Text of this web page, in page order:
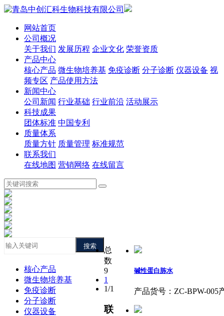
网站首页
公司概况
关于我们 发展历程 企业文化 荣誉资质
产品中心
核心产品 微生物培养基 免疫诊断 分子诊断 仪器设备 视
频专区 产品使用方法
新闻中心
公司新闻 行业基础 行业前沿 活动展示
科技成果
团体标准 中国专利
质量体系
质量方针 质量管理 标准规范
联系我们
在线地图 营销网络 在线留言
搜索
核心产品
微生物培养基
免疫诊断
分子诊断
仪器设备
碱性蛋白胨水
产品货号：ZC-BPW-
总
数
9
1
1/1
联